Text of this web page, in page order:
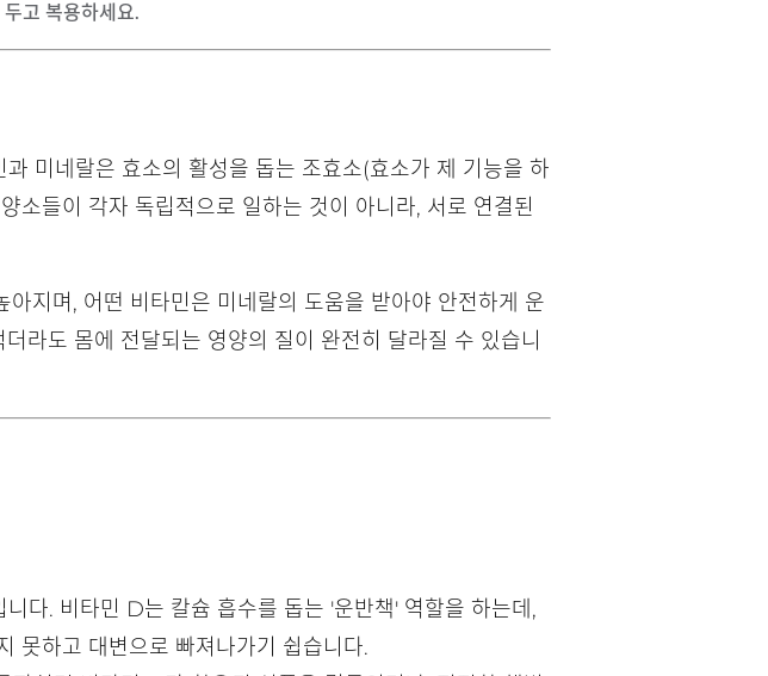
고 복용하세요.
미네랄은 효소의 활성을 돕는 조효소(효소가 제 기능을 하
소들이 각자 독립적으로 일하는 것이 아니라, 서로 연결된
지며, 어떤 비타민은 미네랄의 도움을 받아야 안전하게 운
라도 몸에 전달되는 영양의 질이 완전히 달라질 수 있습니
다. 비타민 D는 칼슘 흡수를 돕는 '운반책' 역할을 하는데,
못하고 대변으로 빠져나가기 쉽습니다.